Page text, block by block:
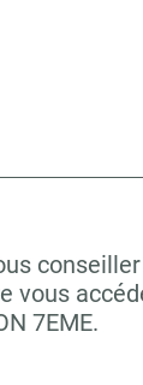
vous
7EME.